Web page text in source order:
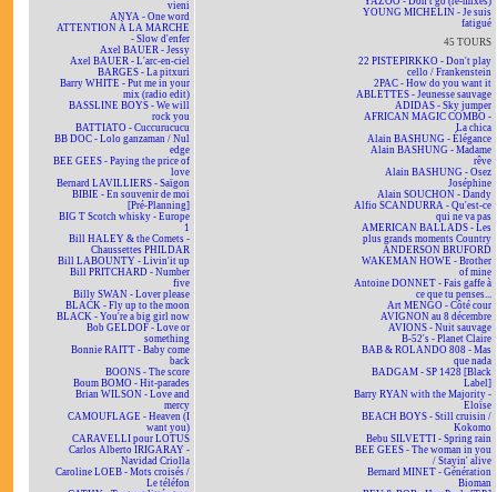
vieni
ANYA - One word
ATTENTION À LA MARCHE
- Slow d'enfer
Axel BAUER - Jessy
Axel BAUER - L'arc-en-ciel
BARGES - La pitxuri
Barry WHITE - Put me in your
mix (radio edit)
BASSLINE BOYS - We will
rock you
BATTIATO - Cuccurucucu
BB DOC - Lolo ganzaman / Nul
edge
BEE GEES - Paying the price of
love
Bernard LAVILLIERS - Saïgon
BIBIE - En souvenir de moi
[Pré-Planning]
BIG T Scotch whisky - Europe
1
Bill HALEY & the Comets -
Chaussettes PHILDAR
Bill LABOUNTY - Livin'it up
Bill PRITCHARD - Number
five
Billy SWAN - Lover please
BLACK - Fly up to the moon
BLACK - You're a big girl now
Bob GELDOF - Love or
something
Bonnie RAITT - Baby come
back
BOONS - The score
Boum BOMO - Hit-parades
Brian WILSON - Love and
mercy
CAMOUFLAGE - Heaven (I
want you)
CARAVELLI pour LOTUS
Carlos Alberto IRIGARAY -
Navidad Criolla
Caroline LOEB - Mots croisés /
Le téléfon
YOUNG MICHELIN - Je suis
fatigué
45 TOURS
22 PISTEPIRKKO - Don't play
cello / Frankenstein
2PAC - How do you want it
ABLETTES - Jeunesse sauvage
ADIDAS - Sky jumper
AFRICAN MAGIC COMBO -
La chica
Alain BASHUNG - Élégance
Alain BASHUNG - Madame
rêve
Alain BASHUNG - Osez
Joséphine
Alain SOUCHON - Dandy
Alfio SCANDURRA - Qu'est-ce
qui ne va pas
AMERICAN BALLADS - Les
plus grands moments Country
ANDERSON BRUFORD
WAKEMAN HOWE - Brother
of mine
Antoine DONNET - Fais gaffe à
ce que tu penses...
Art MENGO - Côté cour
AVIGNON au 8 décembre
AVIONS - Nuit sauvage
B-52's - Planet Claire
BAB & ROLANDO 808 - Mas
que nada
BADGAM - SP 1428 [Black
Label]
Barry RYAN with the Majority -
Eloïse
BEACH BOYS - Still cruisin /
Kokomo
Bebu SILVETTI - Spring rain
BEE GEES - The woman in you
/ Stayin' alive
Bernard MINET - Génération
Bioman